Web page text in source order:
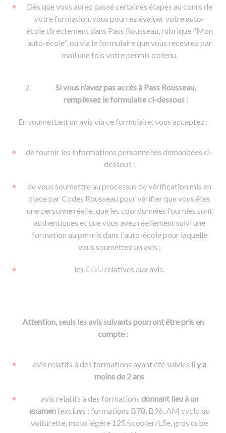
Voir tous les supports
Formation FCO
Formation CACES
Devenir enseignant de la conduite
Ressources
Dès que vous aurez passé certaines étapes au cours de
votre formation, vous pourrez évaluer votre auto-
école directement dans Pass Rousseau, rubrique "Mon
auto-école", ou via le formulaire que vous recevrez par
mail une fois votre permis obtenu.
Si vous n'avez pas accès à Pass Rousseau,
remplissez le formulaire ci-dessous :
En soumettant un avis via ce formulaire, vous acceptez :
de fournir les informations personnelles demandées ci-
dessous ;
de vous soumettre au processus de vérification mis en
place par Codes Rousseau pour vérifier que vous êtes
une personne réelle, que les coordonnées fournies sont
authentiques et que vous avez réellement suivi une
formation au permis dans l'auto-école pour laquelle
vous soumettez un avis ;
les CGUrelatives aux avis.
Attention, seuls les avis suivants pourront être pris en
compte :
avis relatifs à des formations ayant été suivies il y a
moins de 2 ans
avis relatifs à des formations donnant lieu à un
examen(exclues : formations B78, B96, AM cyclo ou
voiturette, moto légère 125/scooter/L5e, gros cube